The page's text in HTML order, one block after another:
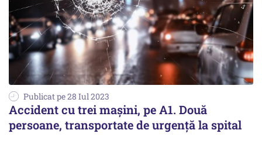
Publicat pe 28 Iul 2023
Accident cu trei mașini, pe A1. Două
persoane, transportate de urgență la spital